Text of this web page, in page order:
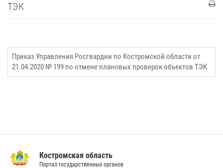
ТЭК
Приказ Управления Росгвардии по Костромской области от
21.04.2020 № 199 по отмене плановых проверок объектов ТЭК
Костромская область
Портал государственных органов